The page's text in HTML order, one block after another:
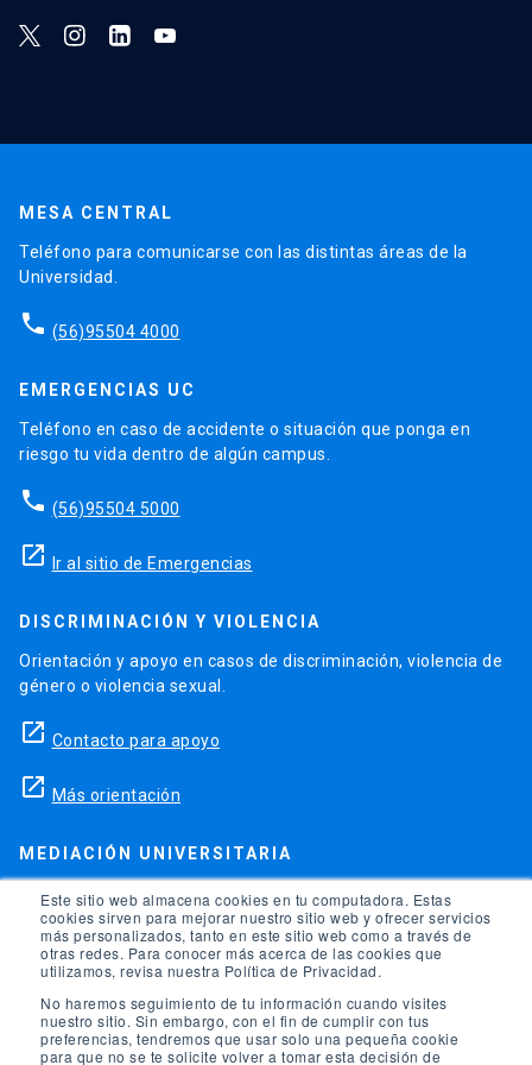
Este sitio web almacena cookies en tu computadora. Estas
cookies sirven para mejorar nuestro sitio web y ofrecer servicios
más personalizados, tanto en este sitio web como a través de
otras redes. Para conocer más acerca de las cookies que
utilizamos, revisa nuestra Política de Privacidad.
No haremos seguimiento de tu información cuando visites
nuestro sitio. Sin embargo, con el fin de cumplir con tus
preferencias, tendremos que usar solo una pequeña cookie
para que no se te solicite volver a tomar esta decisión de
MESA CENTRAL
Teléfono para comunicarse con las distintas áreas de la
Universidad.
phone (56)95504 4000
EMERGENCIAS UC
Teléfono en caso de accidente o situación que ponga en
riesgo tu vida dentro de algún campus.
phone (56)95504 5000
launch Ir al sitio de Emergencias
DISCRIMINACIÓN Y VIOLENCIA
Orientación y apoyo en casos de discriminación, violencia de
género o violencia sexual.
launch Contacto para apoyo
launch Más orientación
MEDIACIÓN UNIVERSITARIA
Teléfonos para orientación y consejo si se ha vulnerado
alguno de tus derechos en la universidad.
phone (56)95504 1691
phone (56)95504 1247